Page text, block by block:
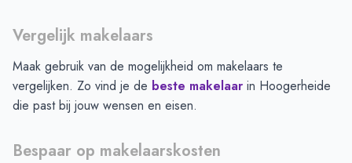
Vergelijk makelaars
Maak gebruik van de mogelijkheid om makelaars te
vergelijken. Zo vind je de beste makelaar in Hoogerheide
die past bij jouw wensen en eisen.
Bespaar op makelaarskosten